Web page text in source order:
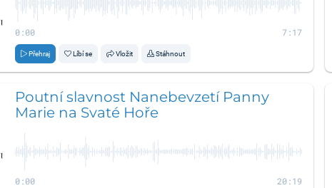
0:00 7:17
Přehraj Líbí se Vložit Stáhnout
Poutní slavnost Nanebevzetí Panny
Marie na Svaté Hoře
0:00 20:19